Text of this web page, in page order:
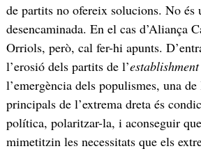
de partits no ofereix solucions. No és
desencaminada. En el cas d’Aliança
Orriols, però, cal fer-hi apunts.
l’erosió dels partits de l’establishment
l’emergència dels populismes, una
principals de l’extrema dreta és
política, polaritzar-la, i aconseguir
mimetitzin les necessitats que els